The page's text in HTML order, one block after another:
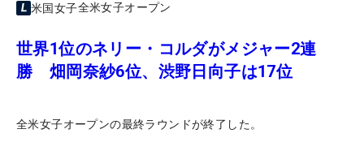
米国女子全米女子オープン
世界1位のネリー・コルダがメジャー2連
勝 畑岡奈紗6位、渋野日向子は17位
全米女子オープンの最終ラウンドが終了した。